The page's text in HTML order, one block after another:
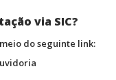
via SIC?
do seguinte link: